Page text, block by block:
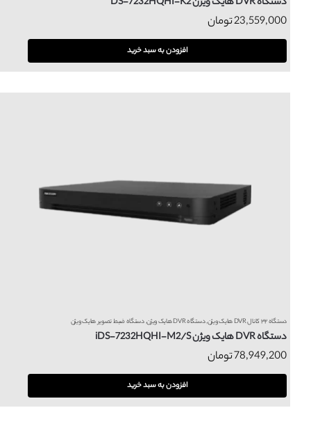
23,559,000تومان
افزودن به سبد خرید
دستگاه ۳۲ کانال DVR هایک ویژن ,دستگاه DVR هایک ویژن ,دستگاه ضبط تصویر هایک ویژن
دستگاه DVR هایک ویژن iDS-7232HQHI-M2/S
78,949,200تومان
افزودن به سبد خرید